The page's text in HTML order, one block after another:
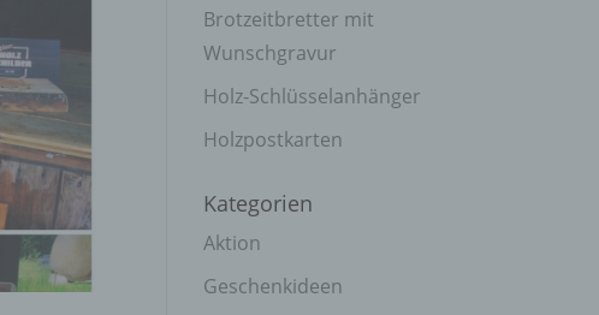
Brotzeitbretter mit
Wunschgravur
Holz-Schlüsselanhänger
Holzpostkarten
Kategorien
Aktion
Geschenkideen